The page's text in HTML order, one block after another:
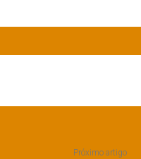
Próximo artigo